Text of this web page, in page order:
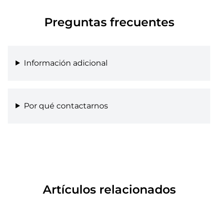
Preguntas frecuentes
Información adicional
Por qué contactarnos
Artículos relacionados